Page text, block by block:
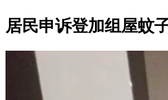
居民申诉登加组屋蚊